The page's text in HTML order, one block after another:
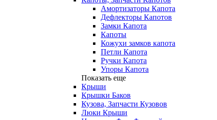
Амортизаторы Капота
Дефлекторы Капотов
Замки Капота
Капоты
Кожухи замков капота
Петли Капота
Ручки Капота
Упоры Капота
Показать еще
Крыши
Крышки Баков
Кузова, Запчасти Кузовов
Люки Крыши